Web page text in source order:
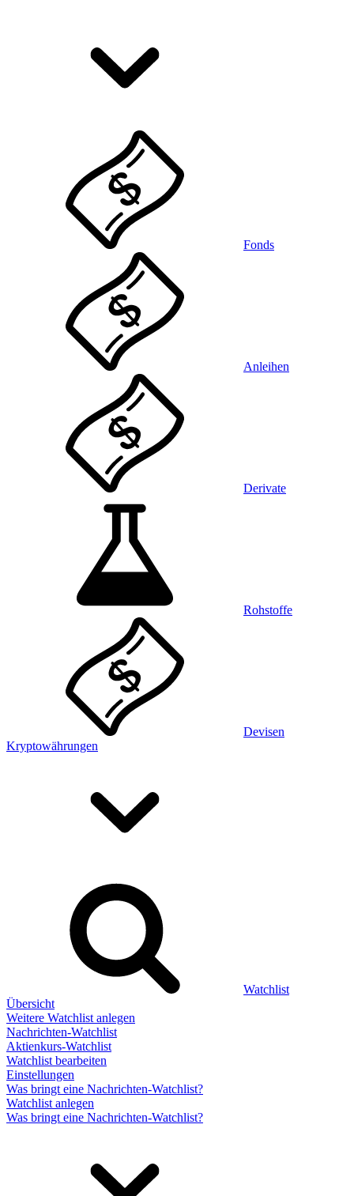
Fonds
Anleihen
Derivate
Rohstoffe
Devisen
Kryptowährungen
Watchlist
Übersicht
Weitere Watchlist anlegen
Nachrichten-Watchlist
Aktienkurs-Watchlist
Watchlist bearbeiten
Einstellungen
Was bringt eine Nachrichten-Watchlist?
Watchlist anlegen
Was bringt eine Nachrichten-Watchlist?